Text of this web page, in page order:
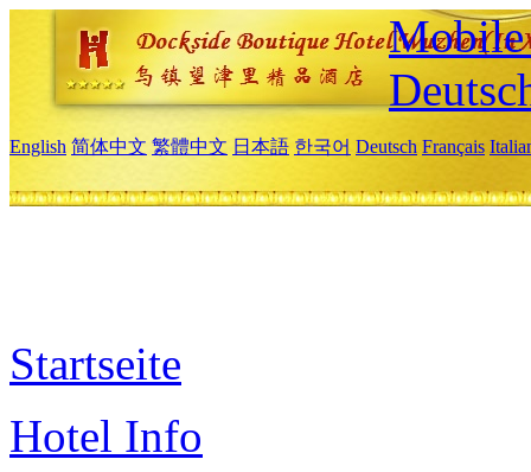
Mobile
English 简体中文 繁體中文 日本語 한국어 Deutsch Français
Startseite
Hotel Info